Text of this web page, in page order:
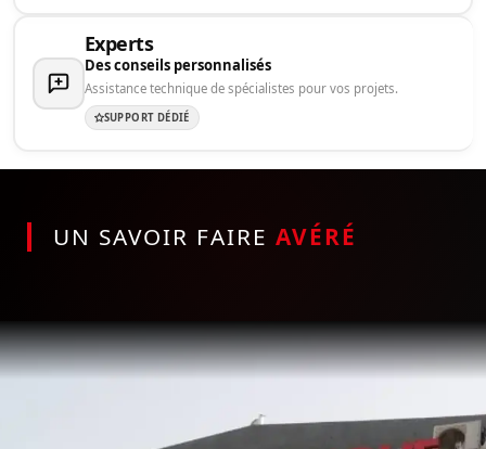
Experts
Des conseils personnalisés
Assistance technique de spécialistes pour vos projets.
SUPPORT DÉDIÉ
UN SAVOIR FAIRE AVÉRÉ